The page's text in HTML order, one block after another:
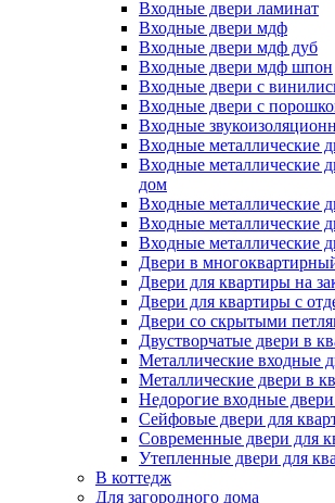
Входные двери ламинат
Входные двери мдф
Входные двери мдф дуб
Входные двери мдф шпон
Входные двери с
Входные двери с
Входные
Входные металлические
Входные металлические
дом
Входные металлические
Входные металлические
Входные металлические
Двери в
Двери для квартиры на
Двери для квартиры с
Двери со скрытыми
Двустворчатые двери в
Металлические входные
Металлические двери в
Недорогие входные
Сейфовые двери для
Современные двери для
Утепленные двери для
В коттедж
Для загородного дома